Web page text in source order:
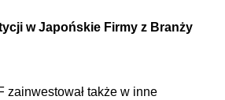
wJapońskie Firmy z Branży
zainwestował także w inne